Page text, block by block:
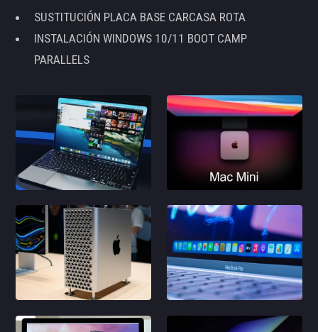
SUSTITUCIÓN PLACA BASE CARCASA ROTA
INSTALACIÓN WINDOWS 10/11 BOOT CAMP
PARALLELS